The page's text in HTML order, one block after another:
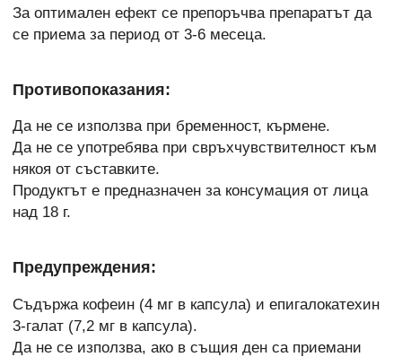
За оптимален ефект се препоръчва препаратът да
се приема за период от 3-6 месеца.
Противопоказания:
Да не се използва при бременност, кърмене.
Да не се употребява при свръхчувствителност към
някоя от съставките.
Продуктът е предназначен за консумация от лица
над 18 г.
Предупреждения:
Съдържа кофеин (4 мг в капсула) и епигалокатехин
3-галат (7,2 мг в капсула).
Да не се използва, ако в същия ден са приемани